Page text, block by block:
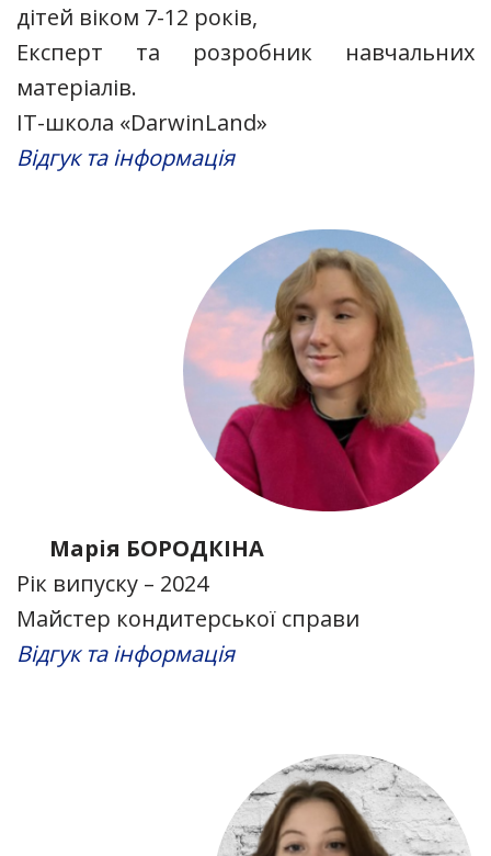
дітей віком 7-12 років,
Експерт та розробник навчальних
матеріалів.
IT-школа «DarwinLand»
Відгук та інформація
Марія БОРОДКІНА
Рік випуску – 2024
Майстер кондитерської справи
Відгук та інформація